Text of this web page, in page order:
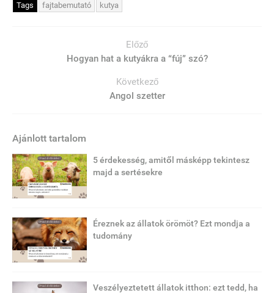
Tags fajtabemutató kutya
Előző
Hogyan hat a kutyákra a “fúj” szó?
Következő
Angol szetter
Ajánlott tartalom
5 érdekesség, amitől másképp tekintesz
majd a sertésekre
Éreznek az állatok örömöt? Ezt mondja a
tudomány
Veszélyeztetett állatok itthon: ezt tedd, ha